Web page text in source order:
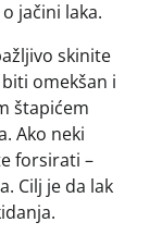
jačini laka.
skinite
omekšan i
štapićem
Ako neki
forsirati –
Cilj je da lak